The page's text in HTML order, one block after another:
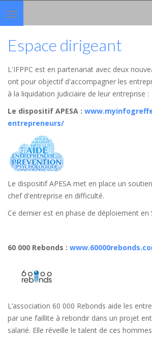
Toggle
navigation
Espace dirigeant
L'IFPPC est en partenariat avec deux
ont pour objectif d'accompagner les
à la liquidation judiciaire de leur entreprise :
Le dispositif APESA :
entrepreneurs/
Le dispositif APESA met en place un
chef d'entreprise en difficulté.
Ce dernier est en phase de déploiement en
60 000 Rebonds :
L’association 60 000 Rebonds aide les
par une faillite à rebondir dans un projet
salarié. Elle réveille le talent de ces